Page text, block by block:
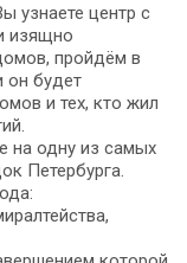
узнаете центр с
изящно
пройдём в
он будет
и тех, кто жил
на одну из самых
Петербурга.